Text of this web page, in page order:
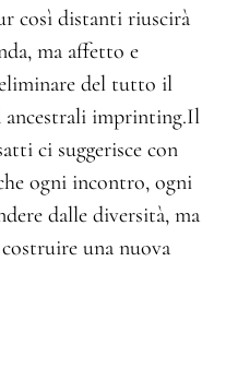
così distanti riuscirà
ma affetto e
del tutto il
ancestrali imprinting.Il
ci suggerisce con
ogni incontro, ogni
dalle diversità, ma
una nuova